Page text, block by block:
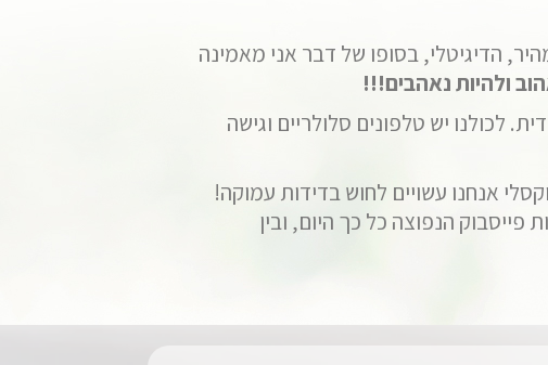
הדיגיטלי, בסופו של דבר אני מאמינה
ולהיות נאהבים!!!
לכולנו יש טלפונים סלולריים וגישה
אנחנו עשויים לחוש בדידות עמוקה!
הנפוצה כל כך היום, ובין